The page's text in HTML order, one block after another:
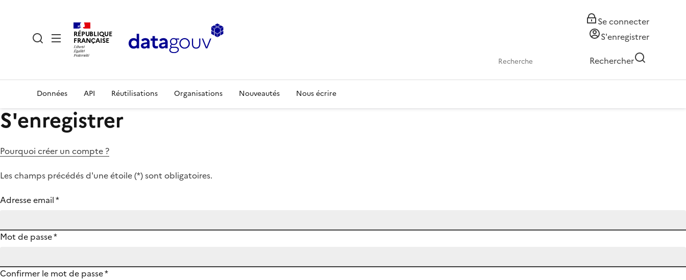
RÉPUBLIQUE
FRANÇAISE
Se connecter
S'enregistrer
Rechercher
Données API Réutilisations Organisations Nouveautés Nous écrire
S'enregistrer
Pourquoi créer un compte ?
Les champs précédés d'une étoile (*) sont obligatoires.
Adresse email*
Mot de passe*
Confirmer le mot de passe*